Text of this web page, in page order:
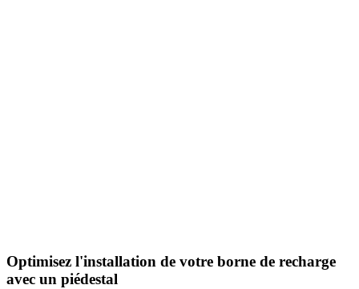
Optimisez l'installation de votre borne de recharge
avec un piédestal